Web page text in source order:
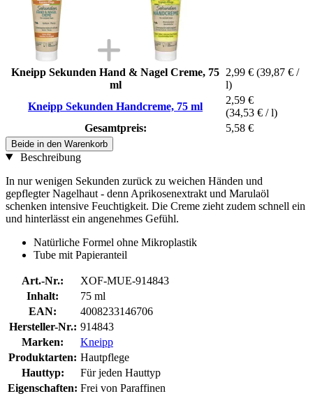
Kneipp Sekunden Hand & Nagel Creme, 75
ml
2,99 € (39,87 € /
l)
Kneipp Sekunden Handcreme, 75 ml
2,59 €
(34,53 € / l)
Gesamtpreis:
5,58 €
Beide in den Warenkorb
Beschreibung
In nur wenigen Sekunden zurück zu weichen Händen und
gepflegter Nagelhaut - denn Aprikosenextrakt und Marulaöl
schenken intensive Feuchtigkeit. Die Creme zieht zudem schnell ein
und hinterlässt ein angenehmes Gefühl.
Natürliche Formel ohne Mikroplastik
Tube mit Papieranteil
Art.-Nr.:
XOF-MUE-914843
Inhalt:
75 ml
EAN:
4008233146706
Hersteller-Nr.: 914843
Marken:
Kneipp
Produktarten: Hautpflege
Hauttyp:
Für jeden Hauttyp
Eigenschaften: Frei von Paraffinen